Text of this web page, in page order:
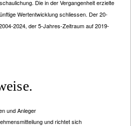
Die in der Vergangenheit erzielte
Wertentwicklung schliessen. Der 20-
2024, der 5-Jahres-Zeitraum auf 2019-
und Anleger
und richtet sich